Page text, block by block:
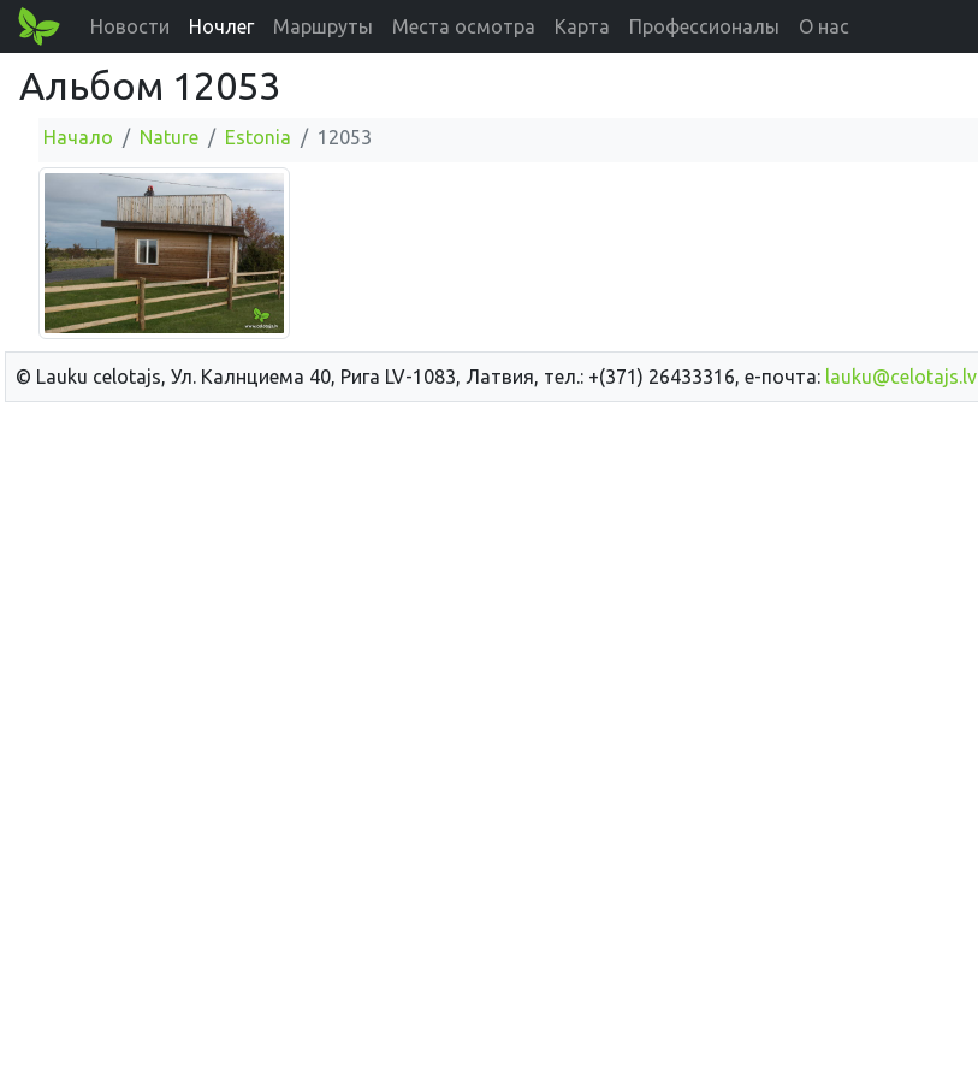
Новости Ночлег Маршруты Места осмотра Карта Профессионалы О нас
Альбом 12053
Начало Nature Estonia 12053
© Lauku сelotajs, Ул. Калнциема 40, Рига LV-1083, Латвия, тел.: +(371) 26433316, е-почта: lauku@celotajs.lv